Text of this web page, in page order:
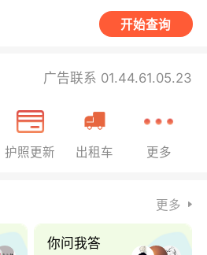
开始查询
广告联系 01.44.61.05.23
护照更新 出租车 更多
更多
你问我答